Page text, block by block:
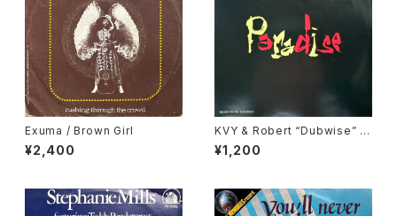
Exuma / Brown Girl
¥2,400
KVY & Robert “Dubwise” Br
owne / Paradise / Dub Par
adise
¥1,200